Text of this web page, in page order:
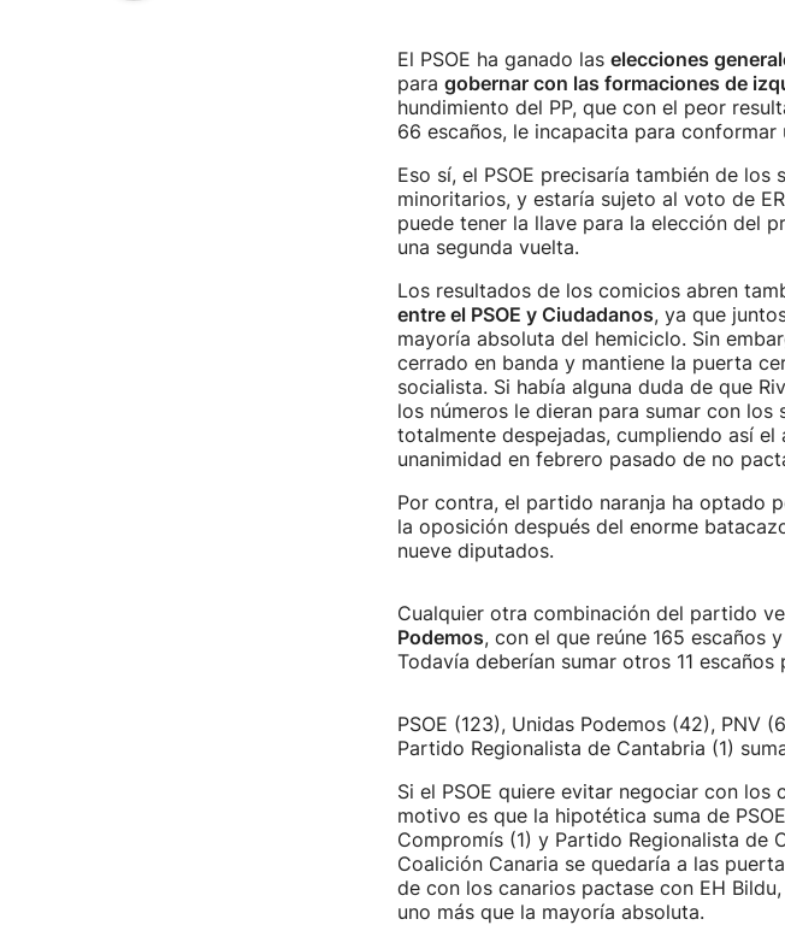
El PSOE ha ganado las elecciones
para gobernar con las formaciones de
hundimiento del PP, que con el peor
66 escaños, le incapacita para conformar
Eso sí, el PSOE precisaría también de
minoritarios, y estaría sujeto al voto de
puede tener la llave para la elección del
una segunda vuelta.
Los resultados de los comicios abren
entre el PSOE y Ciudadanos, ya que
mayoría absoluta del hemiciclo. Sin
cerrado en banda y mantiene la puerta
socialista. Si había alguna duda de que
los números le dieran para sumar con
totalmente despejadas, cumpliendo así
unanimidad en febrero pasado de no
Por contra, el partido naranja ha optado
la oposición después del enorme
nueve diputados.
Cualquier otra combinación del partido
Podemos, con el que reúne 165 escaños
Todavía deberían sumar otros 11
PSOE (123), Unidas Podemos (42), PNV
Partido Regionalista de Cantabria (1)
Si el PSOE quiere evitar negociar con los
motivo es que la hipotética suma de
Compromís (1) y Partido Regionalista de
Coalición Canaria se quedaría a las
de con los canarios pactase con EH
uno más que la mayoría absoluta.